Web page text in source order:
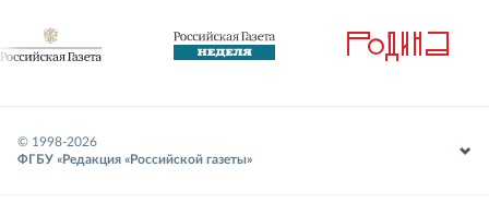
© 1998-2026
ФГБУ «Редакция «Российской газеты»